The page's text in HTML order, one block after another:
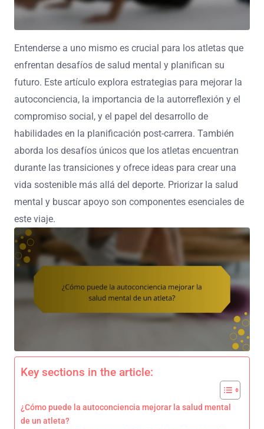
Entenderse a uno mismo es crucial para los atletas que
enfrentan desafíos de salud mental y planifican su
futuro. Este artículo explora estrategias para mejorar la
autoconciencia, la importancia de la autorreflexión y el
compromiso social, y el papel del desarrollo de
habilidades en la planificación post-carrera. También
aborda los desafíos únicos que los atletas encuentran
durante las transiciones y ofrece ideas para crear una
vida sostenible más allá del deporte. Priorizar la salud
mental y buscar apoyo son componentes esenciales de
este viaje.
Key sections in the article:
¿Cómo puede la autoconciencia mejorar la salud mental
de un atleta?